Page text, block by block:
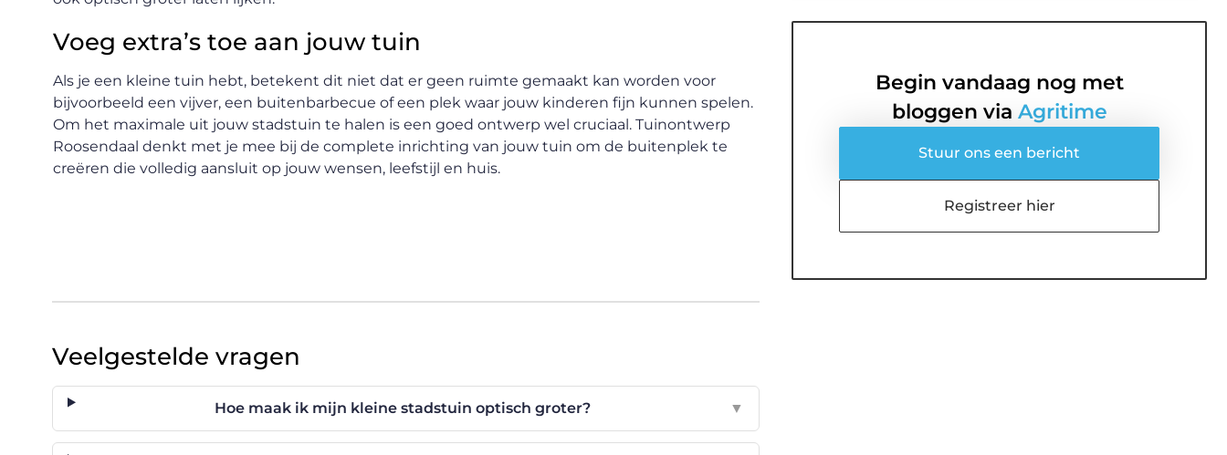
Voeg extra’s toe aan jouw tuin
Als je een kleine tuin hebt, betekent dit niet dat er geen ruimte gemaakt kan worden voor
bijvoorbeeld een vijver, een buitenbarbecue of een plek waar jouw kinderen fijn kunnen spelen.
Om het maximale uit jouw stadstuin te halen is een goed ontwerp wel cruciaal. Tuinontwerp
Roosendaal denkt met je mee bij de complete inrichting van jouw tuin om de buitenplek te
creëren die volledig aansluit op jouw wensen, leefstijl en huis.
Veelgestelde vragen
Hoe maak ik mijn kleine stadstuin optisch groter? ▼
Begin vandaag nog met
bloggen via Agritime
Stuur ons een bericht
Registreer hier